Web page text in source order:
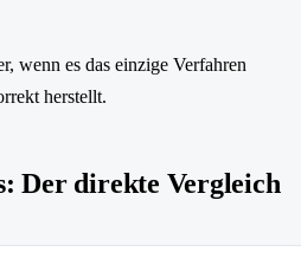
wenn es das einzige Verfahren
herstellt.
Der direkte Vergleich